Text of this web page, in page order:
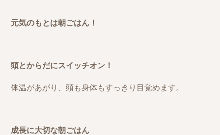
元気のもとは朝ごはん！
頭とからだにスイッチオン！
体温があがり、頭も身体もすっきり目覚めます。
成長に大切な朝ごはん